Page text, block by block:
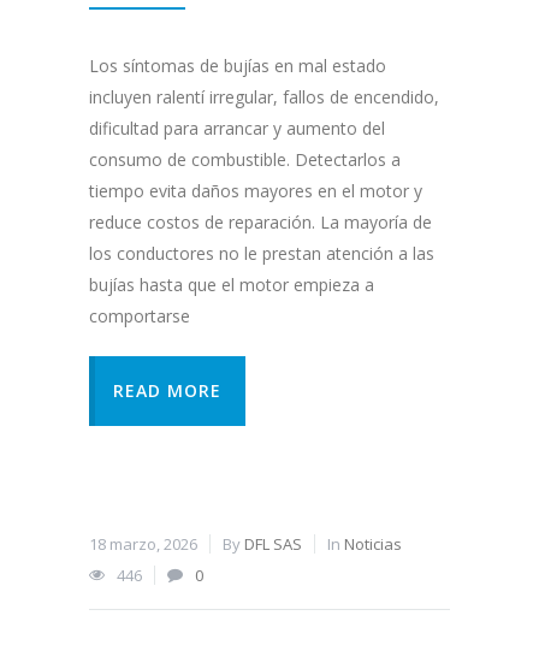
Los síntomas de bujías en mal estado
incluyen ralentí irregular, fallos de encendido,
dificultad para arrancar y aumento del
consumo de combustible. Detectarlos a
tiempo evita daños mayores en el motor y
reduce costos de reparación. La mayoría de
los conductores no le prestan atención a las
bujías hasta que el motor empieza a
comportarse
READ MORE
18 marzo, 2026 By DFL SAS In Noticias
446
0